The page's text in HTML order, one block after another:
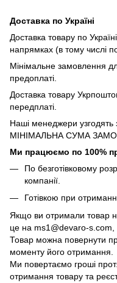
Доставка по Україні
Доставка товару по
напрямках (в тому числі
Мінімальне замовлення
предоплаті.
Доставка товару
передплаті.
Наші менеджери узгодять
МІНІМАЛЬНА СУМА
Ми працюємо по 100%
По безготівковому
компанії.
Готівкою при
Якщо ви отримали товар
це на ms1@devaro-
Товар можна повернути
моменту його отримання.
Ми повертаємо гроші
отримання товару та